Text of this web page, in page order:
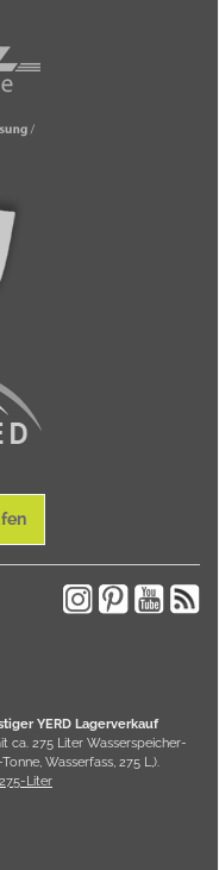
YERD Lagerverkauf
ca. 275 Liter Wasserspeicher-
Wasserfass, 275 L,).
Liter